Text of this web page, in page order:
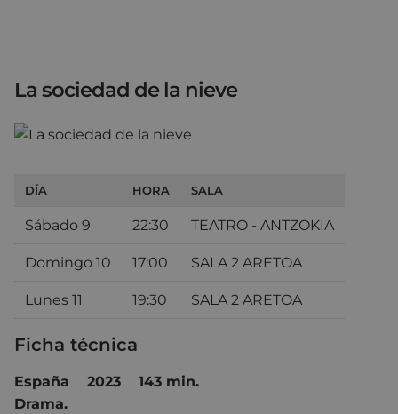
La sociedad de la nieve
DÍA HORA SALA
Sábado 9 22:30 TEATRO - ANTZOKIA
Domingo 10 17:00 SALA 2 ARETOA
Lunes 11 19:30 SALA 2 ARETOA
Ficha técnica
España 2023 143 min.
Drama.